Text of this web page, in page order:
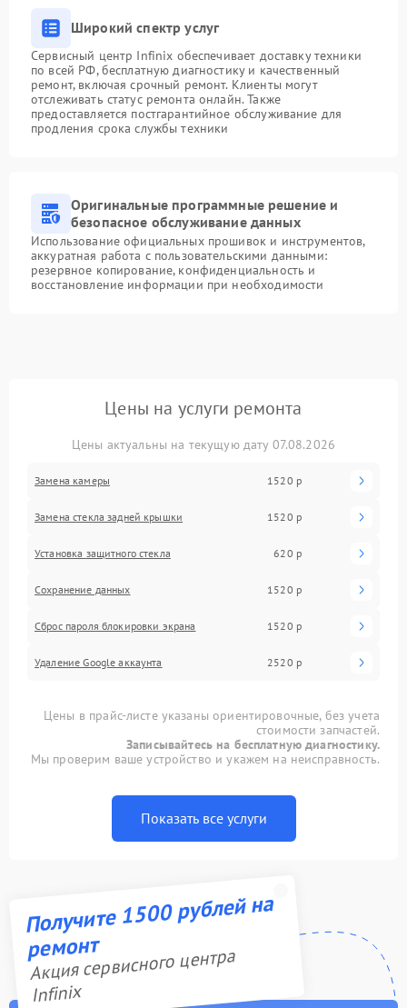
Широкий спектр услуг
Сервисный центр Infinix обеспечивает доставку техники
по всей РФ, бесплатную диагностику и качественный
ремонт, включая срочный ремонт. Клиенты могут
отслеживать статус ремонта онлайн. Также
предоставляется постгарантийное обслуживание для
продления срока службы техники
Оригинальные программные решение и
безопасное обслуживание данных
Использование официальных прошивок и инструментов,
аккуратная работа с пользовательскими данными:
резервное копирование, конфиденциальность и
восстановление информации при необходимости
Цены на услуги ремонта
Цены актуальны на текущую дату 07.08.2026
Замена камеры 1520 р
Замена стекла задней крышки 1520 р
Установка защитного стекла 620 р
Сохранение данных 1520 р
Сброс пароля блокировки экрана 1520 р
Удаление Google аккаунта 2520 р
Цены в прайс-листе указаны ориентировочные, без учета
стоимости запчастей.
Записывайтесь на бесплатную диагностику.
Мы проверим ваше устройство и укажем на неисправность.
Показать все услуги
Получите 1500 рублей на
ремонт
Акция сервисного центра
Infinix